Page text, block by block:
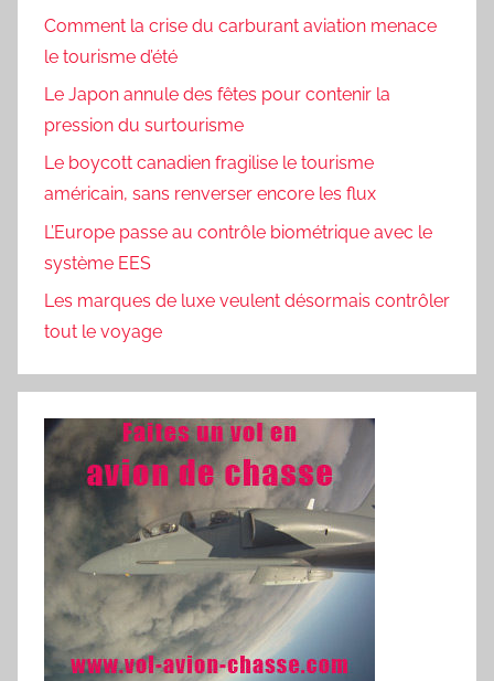
Comment la crise du carburant aviation menace
le tourisme d’été
Le Japon annule des fêtes pour contenir la
pression du surtourisme
Le boycott canadien fragilise le tourisme
américain, sans renverser encore les flux
L’Europe passe au contrôle biométrique avec le
système EES
Les marques de luxe veulent désormais contrôler
tout le voyage